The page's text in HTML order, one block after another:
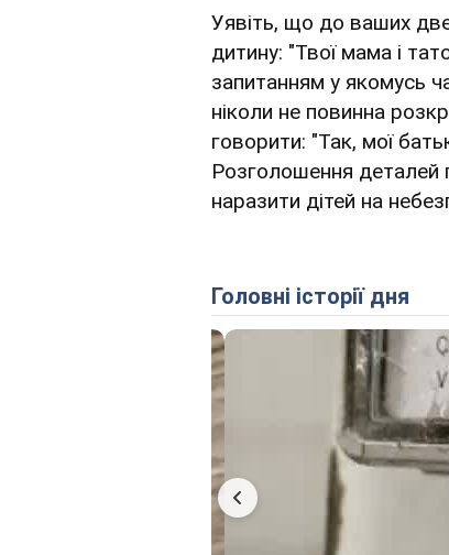
Уявіть, що до ваших
дитину: "Твої мама і
запитанням у якомусь
ніколи не повинна
говорити: "Так, мої
Розголошення деталей
наразити дітей на
Головні історії дня